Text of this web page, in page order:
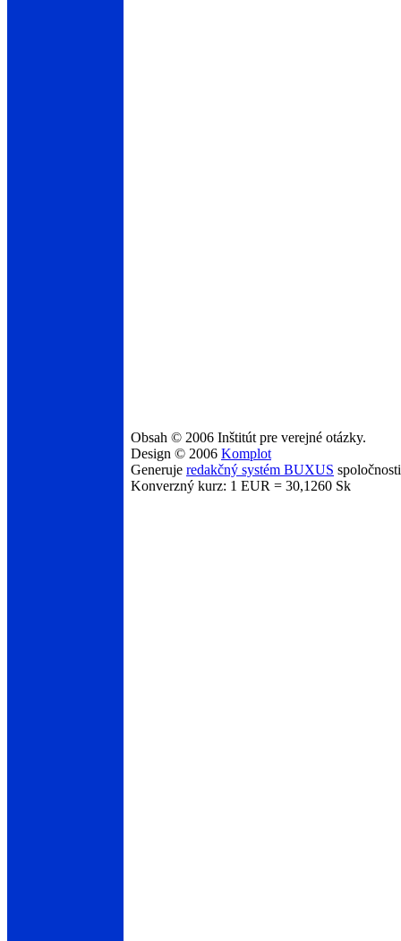
Obsah © 2006 Inštitút pre verejné otázky.
Design © 2006 Komplot
Generuje redakčný systém BUXUS
Konverzný kurz: 1 EUR = 30,1260 Sk